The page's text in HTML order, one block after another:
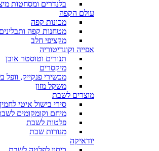
בלנדרים ומסחטות
עולם הקפה
מכונות קפה
מטחנות קפה ותבלינים
מקציפי חלב
אפייה וקונדיטוריה
תנורים וטוסטר אובן
מיקסרים
מכשירי פנקייק, וופל
משקל מזון
מוצרים לשבת
סירי בישול איטי
מיחם וקומקומים
פלטות לשבת
מנורות שבת
יודאיקה